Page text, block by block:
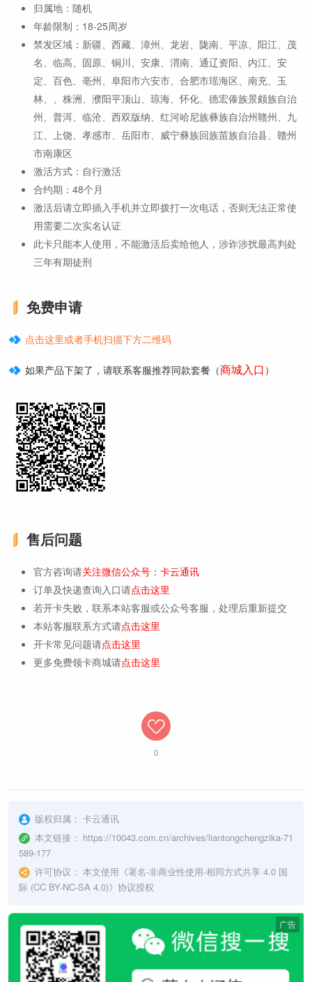
归属地：随机
年龄限制：18-25周岁
禁发区域：新疆、西藏、漳州、龙岩、陇南、平凉、阳江、茂
名、临高、固原、铜川、安康、渭南、通辽资阳、内江、安
定、百色、亳州、阜阳市六安市、合肥市瑶海区、南充、玉
林、、株洲、濮阳平顶山、琼海、怀化、德宏傣族景颇族自治
州、普洱、临沧、西双版纳、红河哈尼族彝族自治州赣州、九
江、上饶、孝感市、岳阳市、威宁彝族回族苗族自治县、赣州
市南康区
激活方式：自行激活
合约期：48个月
激活后请立即插入手机并立即拨打一次电话，否则无法正常使
用需要二次实名认证
此卡只能本人使用，不能激活后卖给他人，涉诈涉扰最高判处
三年有期徒刑
免费申请
点击这里或者手机扫描下方二维码
如果产品下架了，请联系客服推荐同款套餐（商城入口 ）
售后问题
官方咨询请关注微信公众号：卡云通讯
订单及快递查询入口请点击这里
若开卡失败，联系本站客服或公众号客服，处理后重新提交
本站客服联系方式请点击这里
开卡常见问题请点击这里
更多免费领卡商城请点击这里
0
版权归属： 卡云通讯
本文链接： https://10043.com.cn/archives/liantongchengzika-71
589-177
许可协议： 本文使用《署名-非商业性使用-相同方式共享 4.0 国
际 (CC BY-NC-SA 4.0)》协议授权
广告